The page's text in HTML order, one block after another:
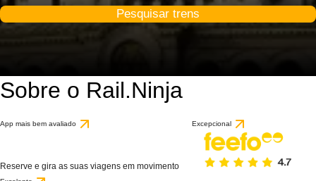
Pesquisar trens
Sobre o Rail.Ninja
App mais bem avaliado
Reserve e gira as suas viagens em movimento
Excepcional